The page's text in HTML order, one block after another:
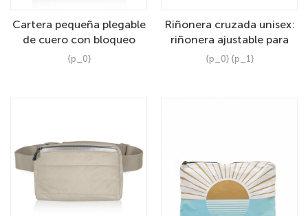
Cartera pequeña plegable
de cuero con bloqueo
RFID para mujer:
{p_0}
Riñonera cruzada unisex:
riñonera ajustable para
correr, hacer senderismo,
{p_0} {p_1}